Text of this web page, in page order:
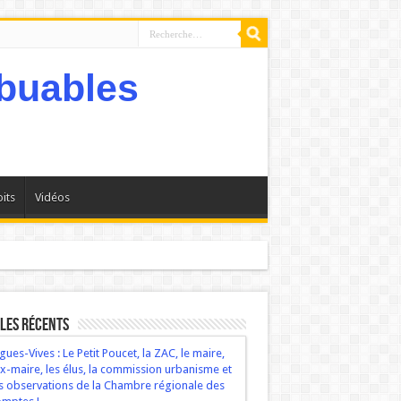
Vidéos
récents
Vives : Le Petit Poucet, la ZAC, le maire,
maire, les élus, la commission urbanisme et
observations de la Chambre régionale des